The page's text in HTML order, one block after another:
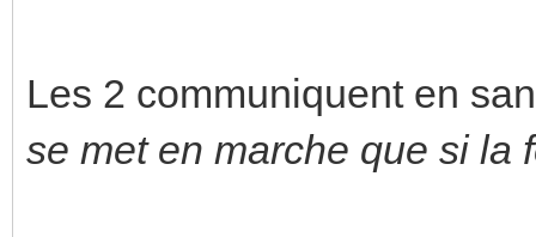
Les 2 communiquent en
se met en marche que si la